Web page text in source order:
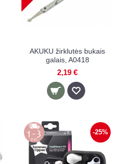
AKUKU žirklutės bukais
galais, A0418
2,19 €
-25%